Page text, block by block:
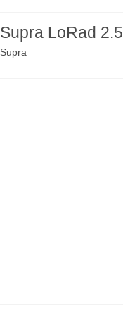
Supra LoRad 2.5
Supra